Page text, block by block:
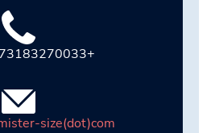
+49773183270033
size(dot)com